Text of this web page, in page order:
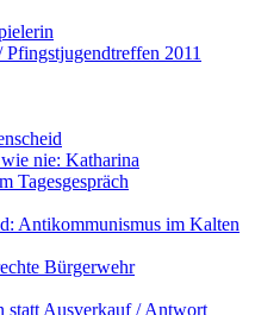
2011
nie: Katharina
Tagesgespräch
Antikommunismus im Kalten
Bürgerwehr
statt Ausverkauf / Antwort